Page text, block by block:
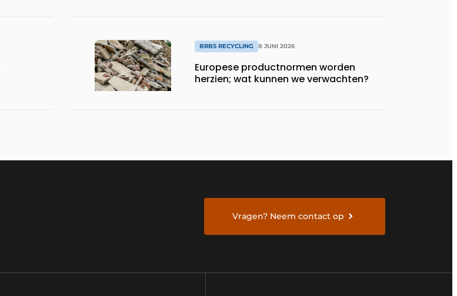
BRBS RECYCLING 8 JUNI 2026
Europese productnormen worden
herzien; wat kunnen we verwachten?
Vragen? Neem contact op